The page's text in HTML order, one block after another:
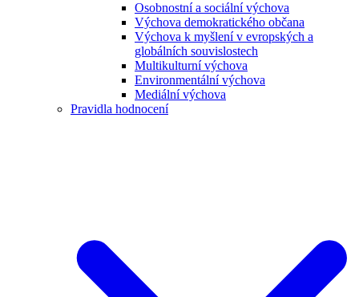
Osobnostní a sociální výchova
Výchova demokratického občana
Výchova k myšlení v evropských a
globálních souvislostech
Multikulturní výchova
Environmentální výchova
Mediální výchova
Pravidla hodnocení